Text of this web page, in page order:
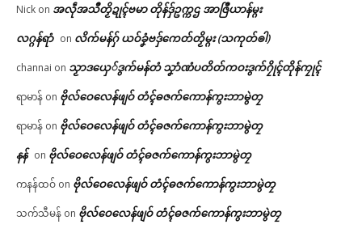
Nick on အလဵုအသဳတၟိဍုၚ်ဗမာ တိုန်ဒှ်ဥက္ကဌ အာဇြဳယာန်မ္ဂး
လဂ္ဂန်ရာံ on လိက်မန်ဂှ် ယဝ်ခၞံဗဒှ်ကေတ်တၟိမ္ဂး (သကုတ်ၜါ)
channai on သၟာဒယှေ်ဒွက်မန်တံ သၞာံဏံပတိတ်ကဝးဒွက်ဂၠိုၚ်တိုန်ကၠုၚ်
ရာမာန် on ဗိုလ်ဝေလေန်ဖျဝ် တံၚ်ဓဇက်ကောန်ကွးဘာမွဲတၠ
ရာမာန် on ဗိုလ်ဝေလေန်ဖျဝ် တံၚ်ဓဇက်ကောန်ကွးဘာမွဲတၠ
နန် on ဗိုလ်ဝေလေန်ဖျဝ် တံၚ်ဓဇက်ကောန်ကွးဘာမွဲတၠ
ကနန်ထဝ် on ဗိုလ်ဝေလေန်ဖျဝ် တံၚ်ဓဇက်ကောန်ကွးဘာမွဲတၠ
သက်သီမန် on ဗိုလ်ဝေလေန်ဖျဝ် တံၚ်ဓဇက်ကောန်ကွးဘာမွဲတၠ